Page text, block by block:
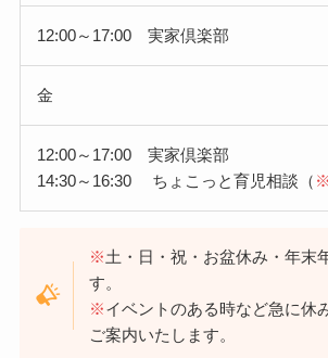
12:00～17:00 実家倶楽部
金
12:00～17:00 実家倶楽部
14:30～16:30 ちょこっと育児相談（ ※
※土・日・祝・お盆休み・年末
す。
※イベントのある時など急に休
ご案内いたします。